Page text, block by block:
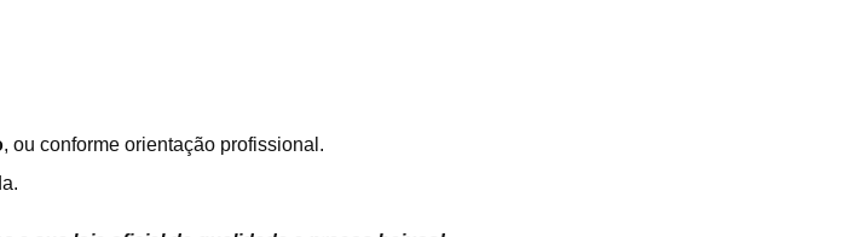
, ou conforme orientação profissional.